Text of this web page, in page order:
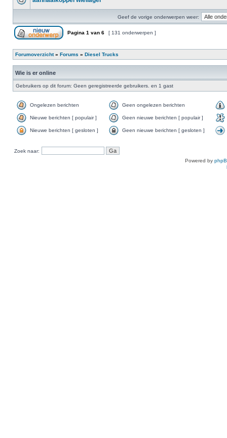
Geef de vorige onderwerpen weer:
Pagina 1 van 6 [ 131 onderwerpen ]
Forumoverzicht» Forums » Diesel Trucks
Wie is er online
Gebruikers op dit forum: Geen geregistreerde gebruikers. en 1 gast
Ongelezen berichten Geen ongelezen berichten
Nieuwe berichten [ populair ] Geen nieuwe berichten [ populair ]
Nieuwe berichten [ gesloten ] Geen nieuwe berichten [ gesloten ]
Zoek naar:
Powered by